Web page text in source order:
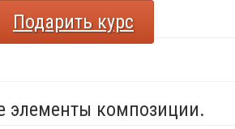
Подарить курс
элементы композиции.